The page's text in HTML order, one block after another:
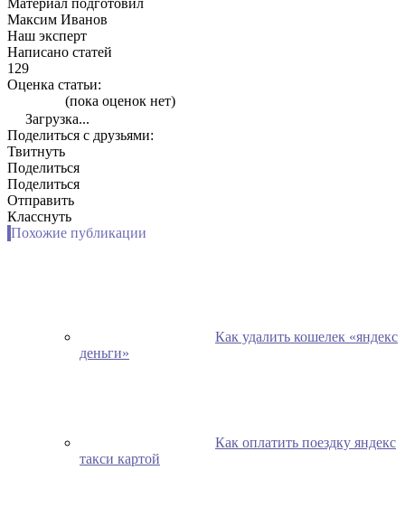
Максим Иванов
Наш эксперт
Написано статей
129
Оценка статьи:
(пока оценок нет)
Загрузка...
Поделиться с друзьями:
Твитнуть
Поделиться
Поделиться
Отправить
Класснуть
Похожие публикации
Как удалить кошелек «яндекс
деньги»
Как оплатить поездку яндекс
такси картой